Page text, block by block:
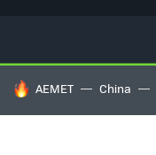
HOY SE HABLA DE
AEMET China